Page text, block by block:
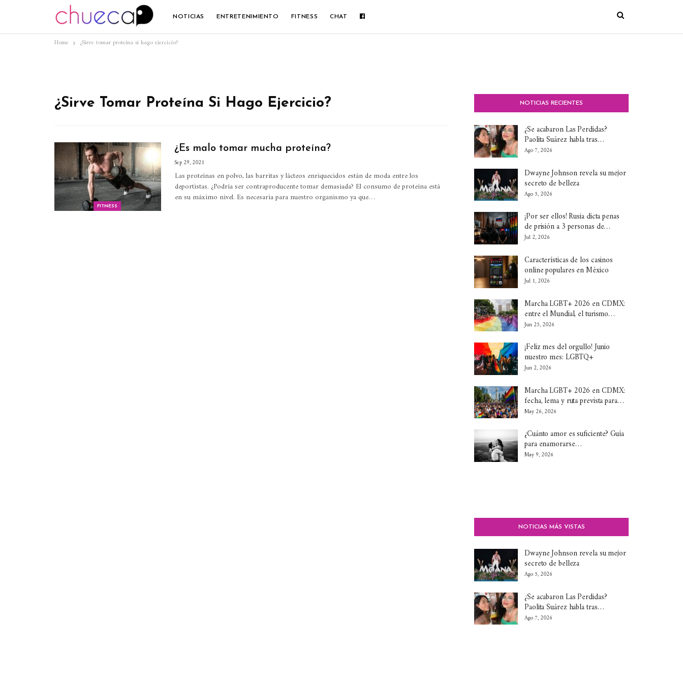
NOTICIAS ENTRETENIMIENTO FITNESS CHAT
Home ¿Sirve tomar proteína si hago ejercicio?
¿Sirve Tomar Proteína Si Hago Ejercicio?
FITNESS
¿Es malo tomar mucha proteína?
Sep 29, 2021
Las proteínas en polvo, las barritas y lácteos enriquecidos están de moda entre los
deportistas. ¿Podría ser contraproducente tomar demasiada? El consumo de proteína está
en su máximo nivel. Es necesaria para nuestro organismo ya que…
NOTICIAS RECIENTES
¿Se acabaron Las Perdidas?
Paolita Suárez habla tras…
Ago 7, 2026
Dwayne Johnson revela su mejor
secreto de belleza
Ago 5, 2026
¡Por ser ellos! Rusia dicta penas
de prisión a 3 personas de…
Jul 2, 2026
Características de los casinos
online populares en México
Jul 1, 2026
Marcha LGBT+ 2026 en CDMX:
entre el Mundial, el turismo…
Jun 25, 2026
¡Feliz mes del orgullo! Junio
nuestro mes: LGBTQ+
Jun 2, 2026
Marcha LGBT+ 2026 en CDMX:
fecha, lema y ruta prevista para…
May 26, 2026
¿Cuánto amor es suficiente? Guía
para enamorarse…
May 9, 2026
NOTICIAS MÁS VISTAS
Dwayne Johnson revela su mejor
secreto de belleza
Ago 5, 2026
¿Se acabaron Las Perdidas?
Paolita Suárez habla tras…
Ago 7, 2026